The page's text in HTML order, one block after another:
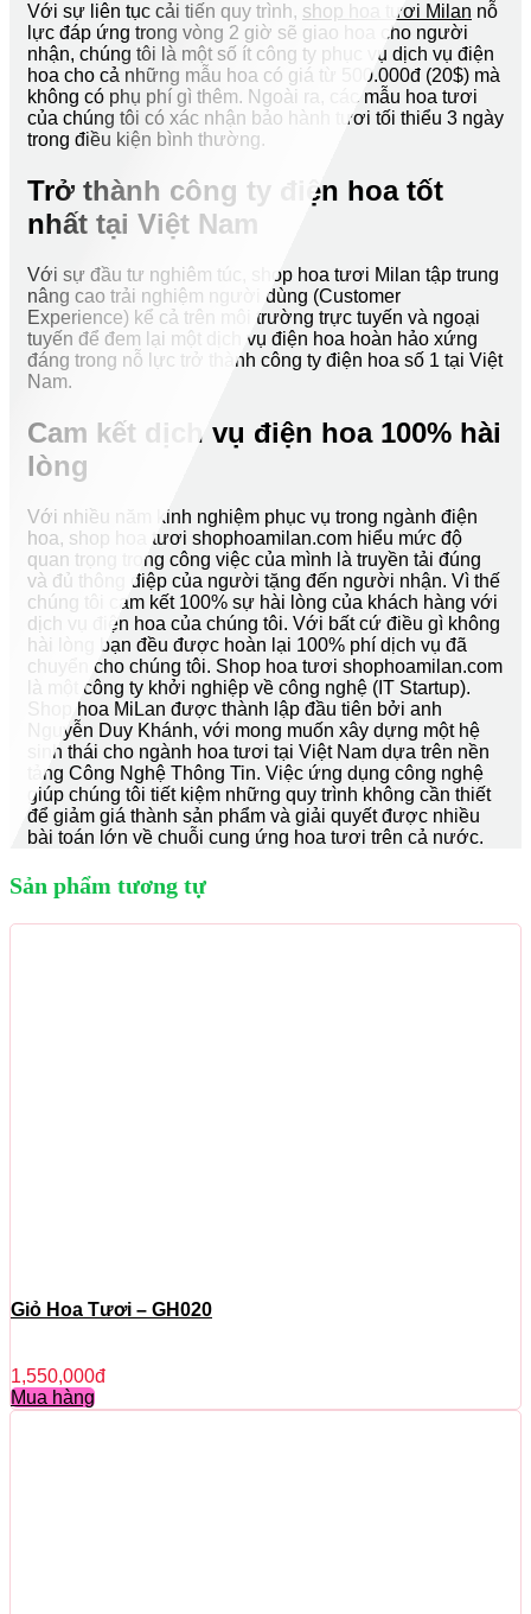
Với sự liên tục cải tiến quy trình, shop hoa tươi Milan nỗ
lực đáp ứng trong vòng 2 giờ sẽ giao hoa cho người
nhận, chúng tôi là một số ít công ty phục vụ dịch vụ điện
hoa cho cả những mẫu hoa có giá từ 500.000đ (20$) mà
không có phụ phí gì thêm. Ngoài ra, các mẫu hoa tươi
của chúng tôi có xác nhận bảo hành tươi tối thiểu 3 ngày
trong điều kiện bình thường.
Trở thành công ty điện hoa tốt
nhất tại Việt Nam
Với sự đầu tư nghiêm túc, shop hoa tươi Milan tập trung
nâng cao trải nghiệm người dùng (Customer
Experience) kể cả trên môi trường trực tuyến và ngoại
tuyến để đem lại một dịch vụ điện hoa hoàn hảo xứng
đáng trong nỗ lực trở thành công ty điện hoa số 1 tại Việt
Nam.
Cam kết dịch vụ điện hoa 100% hài
lòng
Với nhiều năm kinh nghiệm phục vụ trong ngành điện
hoa, shop hoa tươi shophoamilan.com hiểu mức độ
quan trọng trong công việc của mình là truyền tải đúng
và đủ thông điệp của người tặng đến người nhận. Vì thế
chúng tôi cam kết 100% sự hài lòng của khách hàng với
dịch vụ điện hoa của chúng tôi. Với bất cứ điều gì không
hài lòng bạn đều được hoàn lại 100% phí dịch vụ đã
chuyển cho chúng tôi. Shop hoa tươi shophoamilan.com
là một công ty khởi nghiệp về công nghệ (IT Startup).
Shop hoa MiLan được thành lập đầu tiên bởi anh
Nguyễn Duy Khánh, với mong muốn xây dựng một hệ
sinh thái cho ngành hoa tươi tại Việt Nam dựa trên nền
tảng Công Nghệ Thông Tin. Việc ứng dụng công nghệ
giúp chúng tôi tiết kiệm những quy trình không cần thiết
để giảm giá thành sản phẩm và giải quyết được nhiều
bài toán lớn về chuỗi cung ứng hoa tươi trên cả nước.
Sản phẩm tương tự
Giỏ Hoa Tươi – GH020
1,550,000đ
Mua hàng